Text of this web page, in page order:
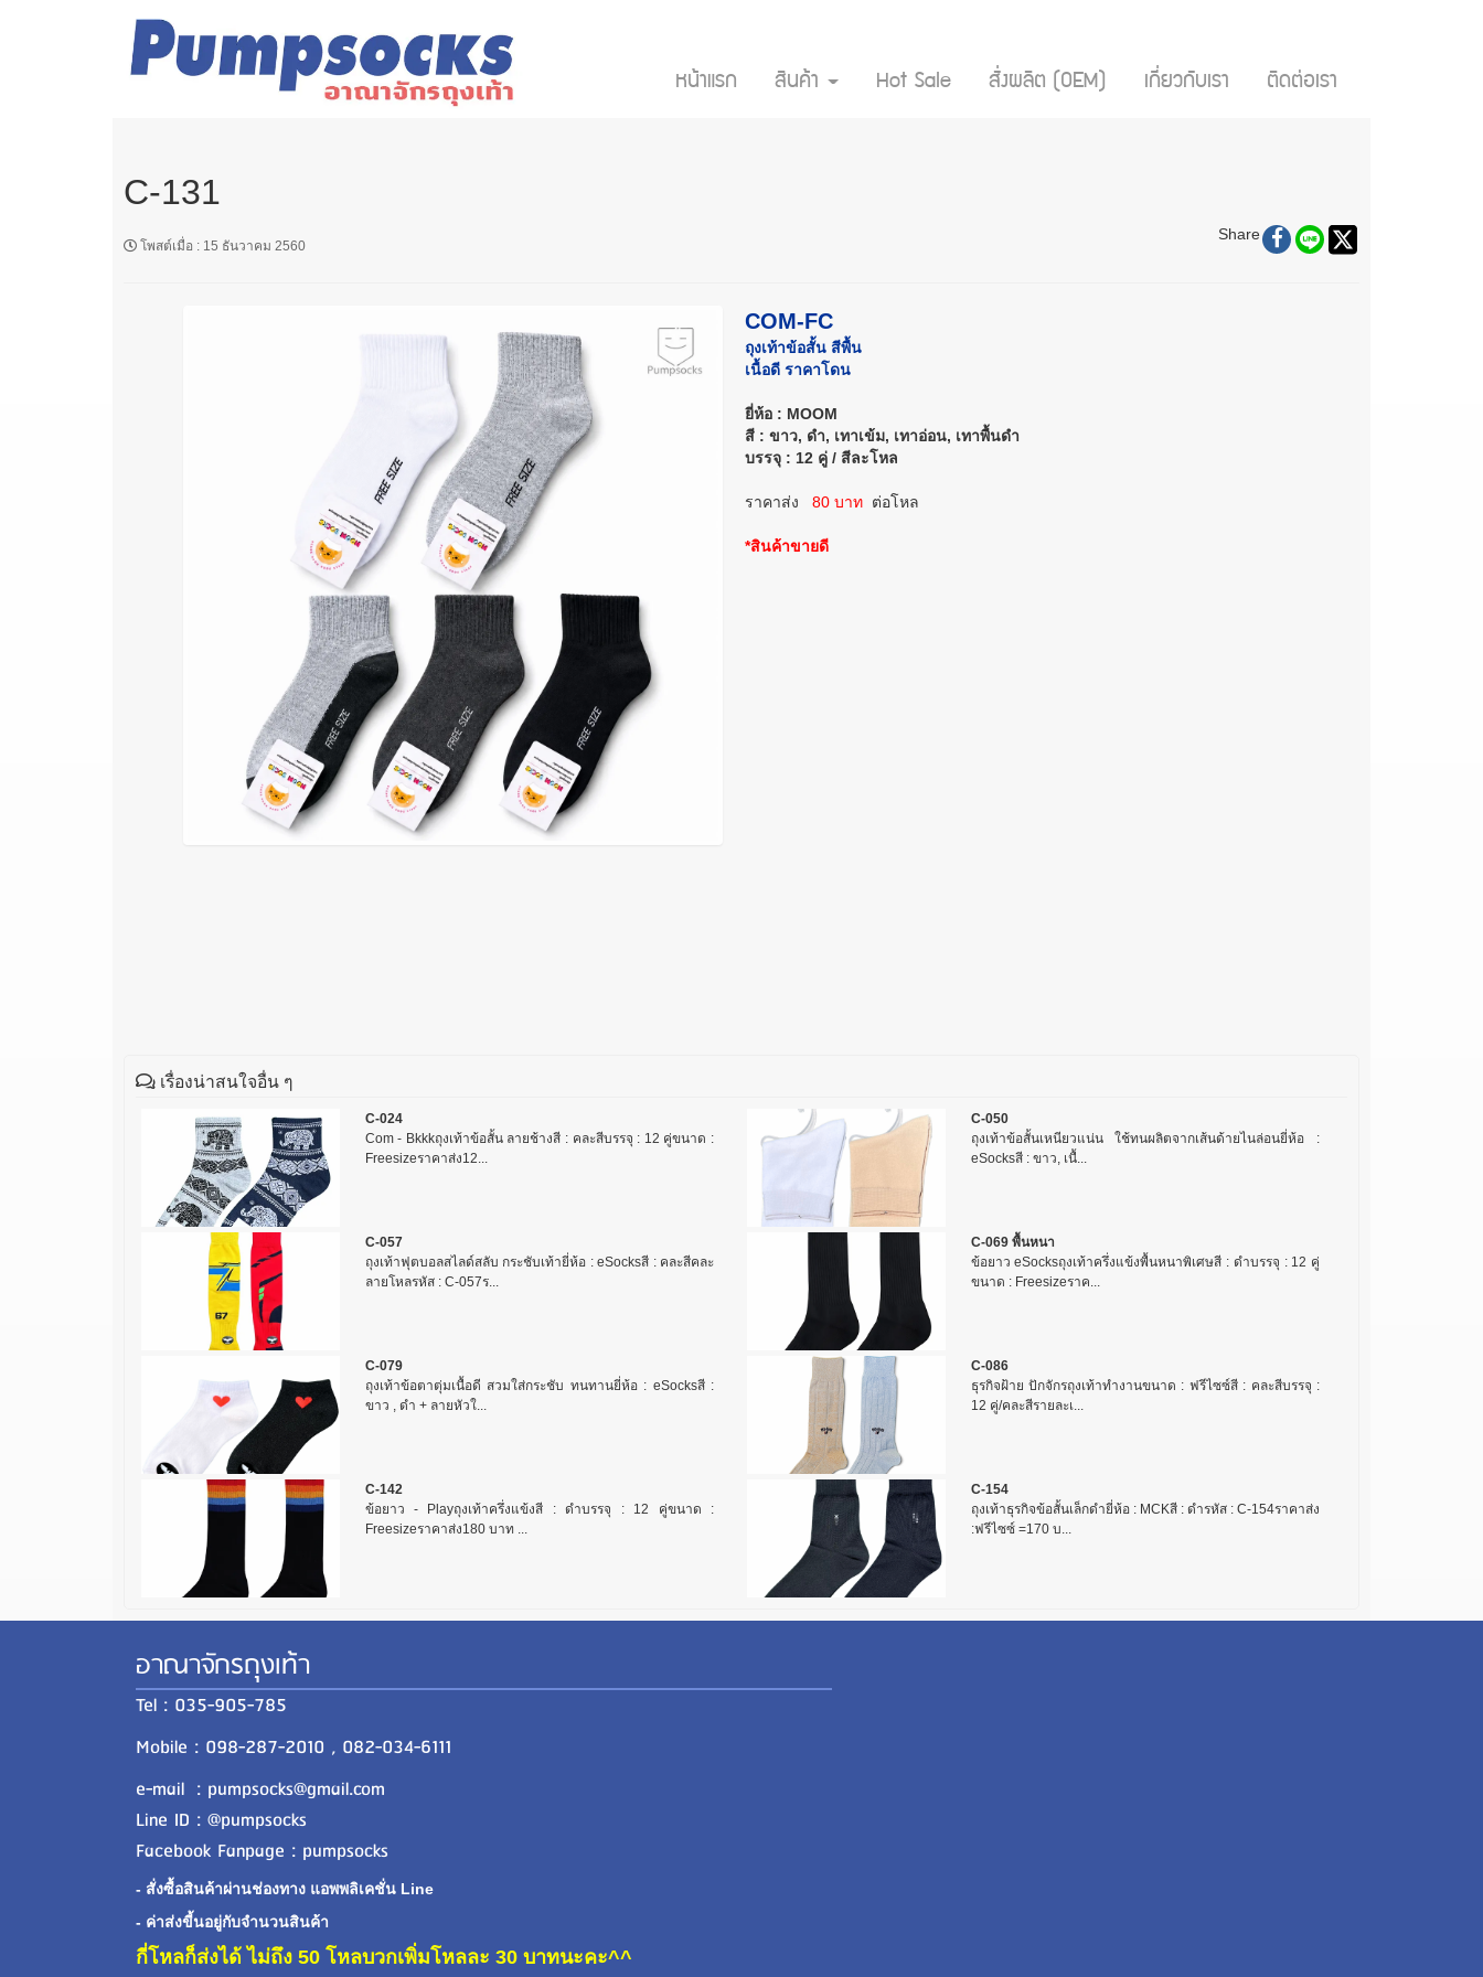
หน้าแรก สินค้า Hot Sale สั่งผลิต (OEM) เกี่ยวกับเรา ติดต่อเรา
C-131
โพสต์เมื่อ : 15 ธันวาคม 2560
Share
COM-FC
ถุงเท้าข้อสั้น สีพื้น
เนื้อดี ราคาโดน
ยี่ห้อ : MOOM
สี : ขาว, ดำ, เทาเข้ม, เทาอ่อน, เทาพื้นดำ
บรรจุ : 12 คู่ / สีละโหล
ราคาส่ง 80 บาท ต่อโหล
*สินค้าขายดี
เรื่องน่าสนใจอื่น ๆ
C-024
Com - Bkkkถุงเท้าข้อสั้น ลายช้างสี : คละสีบรรจุ : 12 คู่ขนาด :
Freesizeราคาส่ง12...
C-050
ถุงเท้าข้อสั้นเหนียวแน่น ใช้ทนผลิตจากเส้นด้ายไนล่อนยี่ห้อ :
eSocksสี : ขาว, เนื้...
C-057
ถุงเท้าฟุตบอลสไลด์สลับ กระชับเท้ายี่ห้อ : eSocksสี : คละสีคละ
ลายโหลรหัส : C-057ร...
C-069 พื้นหนา
ข้อยาว eSocksถุงเท้าครึ่งแข้งพื้นหนาพิเศษสี : ดำบรรจุ : 12 คู่
ขนาด : Freesizeราค...
C-079
ถุงเท้าข้อตาตุ่มเนื้อดี สวมใส่กระชับ ทนทานยี่ห้อ : eSocksสี :
ขาว , ดำ + ลายหัวใ...
C-086
ธุรกิจฝ้าย ปักจักรถุงเท้าทำงานขนาด : ฟรีไซซ์สี : คละสีบรรจุ :
12 คู่/คละสีรายละเ...
C-142
ข้อยาว - Playถุงเท้าครึ่งแข้งสี : ดำบรรจุ : 12 คู่ขนาด :
Freesizeราคาส่ง180 บาท ...
C-154
ถุงเท้าธุรกิจข้อสั้นเล็กดำยี่ห้อ : MCKสี : ดำรหัส : C-154ราคาส่ง
:ฟรีไซซ์ =170 บ...
อาณาจักรถุงเท้า
Tel : 035-905-785
Mobile : 098-287-2010 , 082-034-6111
e-mail : pumpsocks@gmail.com
Line ID : @pumpsocks
Facebook Fanpage : pumpsocks
- สั่งซื้อสินค้าผ่านช่องทาง แอพพลิเคชั่น Line
- ค่าส่งขี้นอยู่กับจำนวนสินค้า
กี่โหลก็ส่งได้ ไม่ถึง 50 โหลบวกเพิ่มโหลละ 30 บาทนะคะ^^